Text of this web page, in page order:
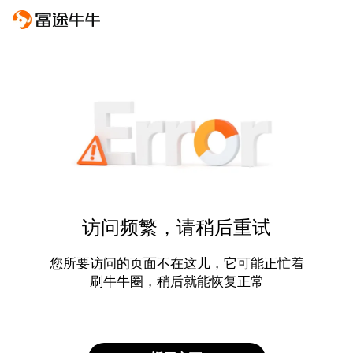
访问频繁，请稍后重试
您所要访问的页面不在这儿，它可能正忙着
刷牛牛圈，稍后就能恢复正常